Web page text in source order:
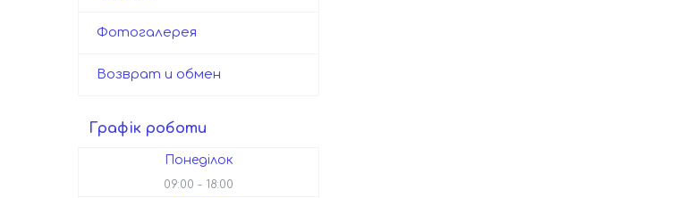
Фотогалерея
Возврат и обмен
Графік роботи
Понеділок
09:00 18:00